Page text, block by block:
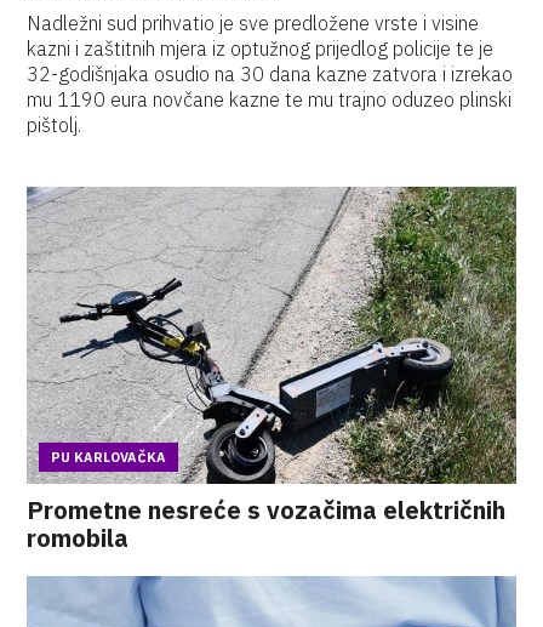
Nadležni sud prihvatio je sve predložene vrste i visine
kazni i zaštitnih mjera iz optužnog prijedlog policije te je
32-godišnjaka osudio na 30 dana kazne zatvora i izrekao
mu 1190 eura novčane kazne te mu trajno oduzeo plinski
pištolj.
PU KARLOVAČKA
Prometne nesreće s vozačima električnih
romobila